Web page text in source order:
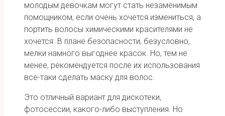
молодым девочкам могут стать незаменимым
помощником, если очень хочется измениться, а
портить волосы химическими красителями не
хочется. В плане безопасности, безусловно,
мелки намного выгоднее красок. Но, тем не
менее, рекомендуется после их использования
все-таки сделать маску для волос.
Это отличный вариант для дискотеки,
фотосессии, какого-либо выступления. Но